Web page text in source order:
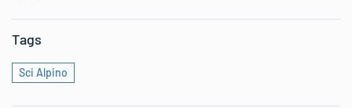
Tags
Sci Alpino